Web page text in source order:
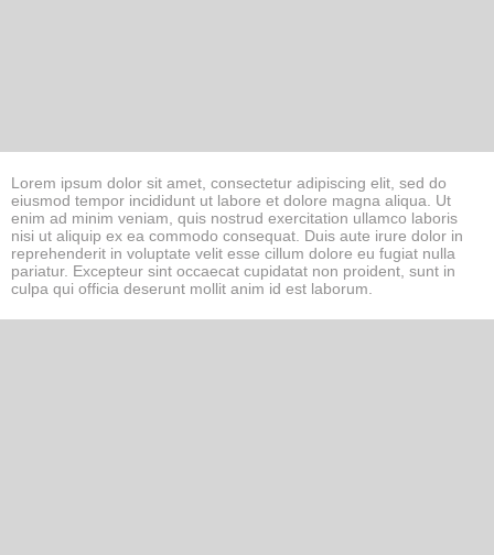
Lorem ipsum dolor sit amet, consectetur adipiscing elit, sed do
eiusmod tempor incididunt ut labore et dolore magna aliqua. Ut
enim ad minim veniam, quis nostrud exercitation ullamco laboris
nisi ut aliquip ex ea commodo consequat. Duis aute irure dolor in
reprehenderit in voluptate velit esse cillum dolore eu fugiat nulla
pariatur. Excepteur sint occaecat cupidatat non proident, sunt in
culpa qui officia deserunt mollit anim id est laborum.